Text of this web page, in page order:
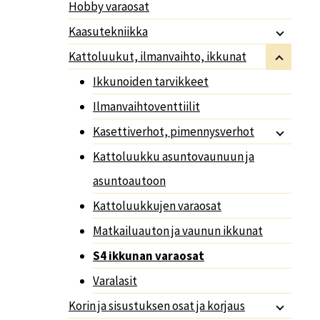
Hobby varaosat
Kaasutekniikka
Kattoluukut, ilmanvaihto, ikkunat
Ikkunoiden tarvikkeet
Ilmanvaihtoventtiilit
Kasettiverhot, pimennysverhot
Kattoluukku asuntovaunuun ja
asuntoautoon
Kattoluukkujen varaosat
Matkailuauton ja vaunun ikkunat
S4 ikkunan varaosat
Varalasit
Korin ja sisustuksen osat ja korjaus